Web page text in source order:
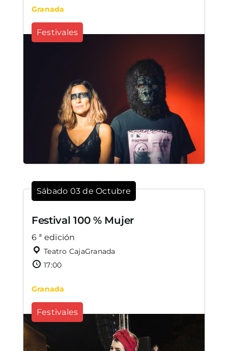
Granada
Festivales
Sábado 03 de Octubre
Festival 100 % Mujer
6 ª edición
Teatro CajaGranada
17:00
Granada
Festivales